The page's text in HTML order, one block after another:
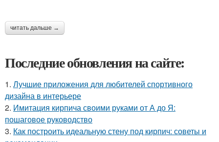
читать дальше →
Последние обновления на сайте:
1. Лучшие приложения для любителей спортивного
дизайна в интерьере
2. Имитация кирпича своими руками от А до Я:
пошаговое руководство
3. Как построить идеальную стену под кирпич: советы и